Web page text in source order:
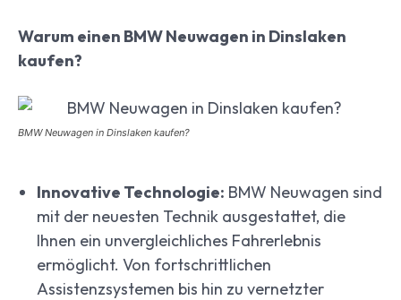
Warum einen BMW Neuwagen in Dinslaken
kaufen?
BMW Neuwagen in Dinslaken kaufen?
Innovative Technologie: BMW Neuwagen sind
mit der neuesten Technik ausgestattet, die
Ihnen ein unvergleichliches Fahrerlebnis
ermöglicht. Von fortschrittlichen
Assistenzsystemen bis hin zu vernetzter